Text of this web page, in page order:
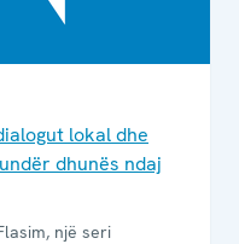
lokal dhe
dhunës ndaj
një seri